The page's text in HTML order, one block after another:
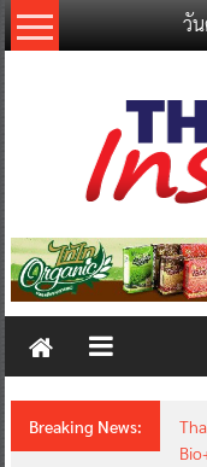
Skip
to
วั
Thailand
New
Breaking News:
อิน
บริ